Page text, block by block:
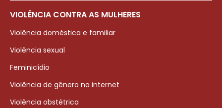
VIOLÊNCIA CONTRA AS MULHERES
Violência doméstica e familiar
Violência sexual
Feminicídio
Violência de gênero na internet
Violência obstétrica